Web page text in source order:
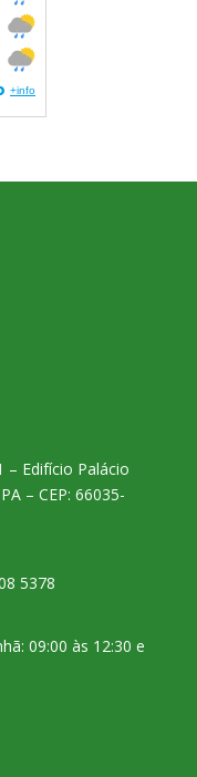
– Edifício Palácio
– CEP: 66035-
5378
09:00 às 12:30 e